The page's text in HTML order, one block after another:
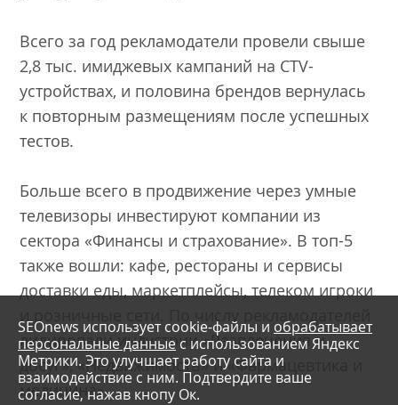
Всего за год рекламодатели провели свыше
2,8 тыс. имиджевых кампаний на CTV-
устройствах, и половина брендов вернулась
к повторным размещениям после успешных
тестов.
Больше всего в продвижение через умные
телевизоры инвестируют компании из
сектора «Финансы и страхование». В топ-5
также вошли: кафе, рестораны и сервисы
доставки еды, маркетплейсы, телеком игроки
и розничные сети. По числу рекламодателей
лидировали индустрии «Развлечения и
досуг», «Недвижимость» и «Фармацевтика и
медицина».
SEOnews использует cookie-файлы и обрабатывает
персональные данные с использованием Яндекс
Метрики. Это улучшает работу сайта и
взаимодействие с ним. Подтвердите ваше
согласие, нажав кнопу Ок.